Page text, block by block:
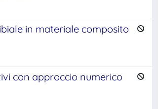
in materiale composito
con approccio numerico